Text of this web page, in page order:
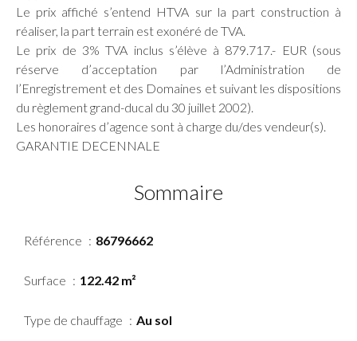
Le prix affiché s’entend HTVA sur la part construction à
réaliser, la part terrain est exonéré de TVA.
Le prix de 3% TVA inclus s’élève à 879.717.- EUR (sous
réserve d’acceptation par l’Administration de
l’Enregistrement et des Domaines et suivant les dispositions
du règlement grand-ducal du 30 juillet 2002).
Les honoraires d’agence sont à charge du/des vendeur(s).
GARANTIE DECENNALE
Sommaire
Référence 86796662
Surface 122.42 m²
Type de chauffage Au sol